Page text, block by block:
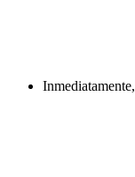
Inmediatamente,